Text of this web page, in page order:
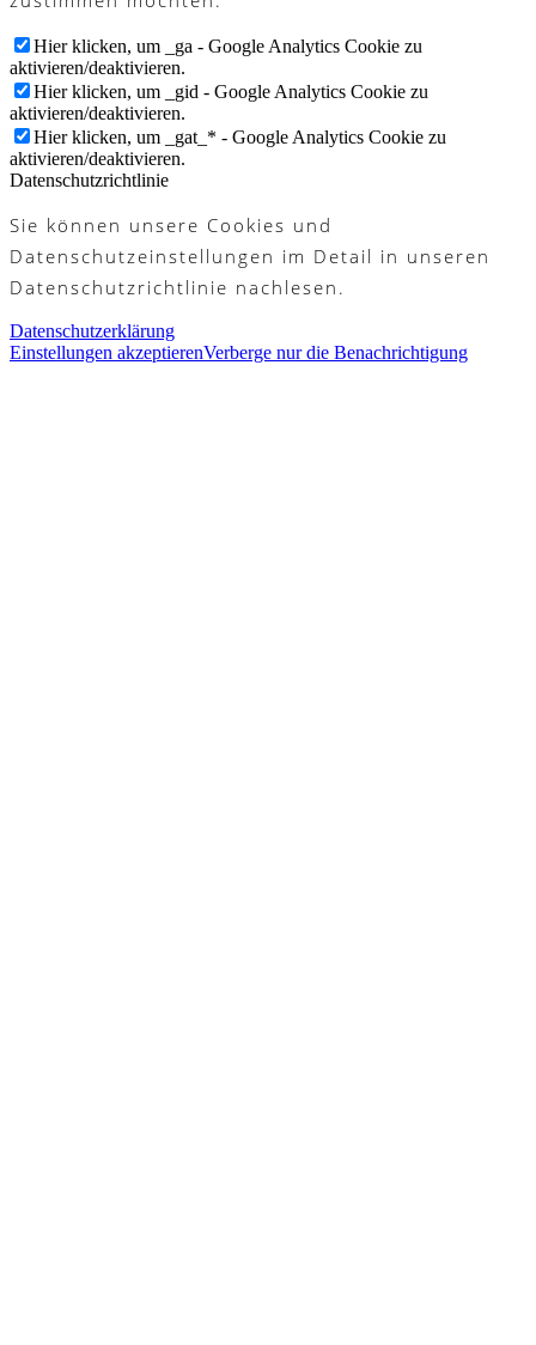
Hier klicken, um _ga - Google Analytics Cookie zu
aktivieren/deaktivieren.
Hier klicken, um _gid - Google Analytics Cookie zu
aktivieren/deaktivieren.
Hier klicken, um _gat_* - Google Analytics Cookie zu
aktivieren/deaktivieren.
Datenschutzrichtlinie
Sie können unsere Cookies und
Datenschutzeinstellungen im Detail in unseren
Datenschutzrichtlinie nachlesen.
Datenschutzerklärung
Einstellungen akzeptierenVerberge nur die Benachrichtigung